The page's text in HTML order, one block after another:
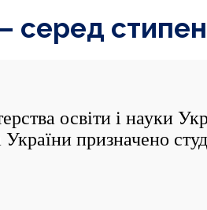
освіти і науки
України призначено